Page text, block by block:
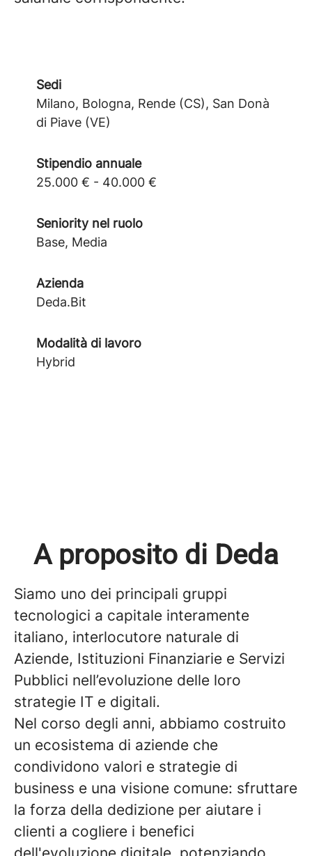
Sedi
Milano, Bologna, Rende (CS), San Donà
di Piave (VE)
Stipendio annuale
25.000 € - 40.000 €
Seniority nel ruolo
Base, Media
Azienda
Deda.Bit
Modalità di lavoro
Hybrid
A proposito di Deda
Siamo uno dei principali gruppi
tecnologici a capitale interamente
italiano, interlocutore naturale di
Aziende, Istituzioni Finanziarie e Servizi
Pubblici nell’evoluzione delle loro
strategie IT e digitali.
Nel corso degli anni, abbiamo costruito
un ecosistema di aziende che
condividono valori e strategie di
business e una visione comune: sfruttare
la forza della dedizione per aiutare i
clienti a cogliere i benefici